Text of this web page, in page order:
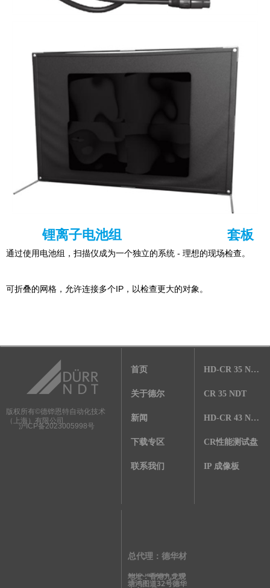
通过使用电池组，扫描仪成为一个独立的系统 - 理想的现场检查。
锂离子电池组
可折叠的网格，允许连接多个IP，以检查更大的对象。
套板
地址：香港九龙观
塘鸿图道32号德华
总代理：德华材
料检测有限公司
首页
关于德尔
新闻
下载专区
联系我们
HD-CR 35 NDT
CR 35 NDT
HD-CR 43 NDT
CR性能测试盘
IP 成像板
版权所有©德铧恩特自动化技术
（上海）有限公司
沪ICP备2023005998号